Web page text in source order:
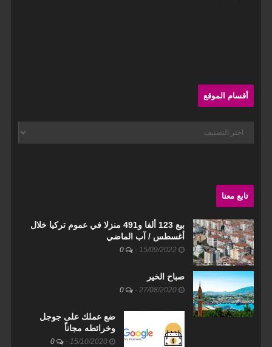
Sidebarأقسام الموقع
أقسام
تابع معنا
بيع 123 ألفا و491 منزلا في عموم تركيا خلال
أغسطس / آب الماضي
-
صباح الخير
-
ضع عملك على جوجل
وخرائطه مجاناً
-